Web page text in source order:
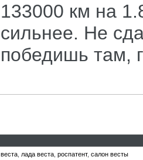
133000 км на
сильнее. Не
победишь там,
веста лада веста роспатент, салон весты